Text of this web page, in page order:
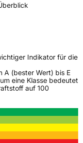
Indikator für die
A (bester Wert) bis E
eine Klasse bedeutet
auf 100